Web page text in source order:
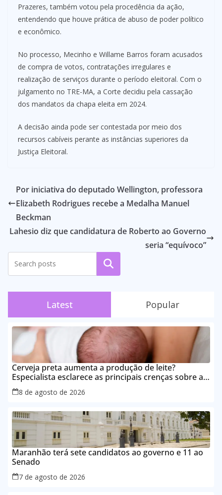
Prazeres, também votou pela procedência da ação,
entendendo que houve prática de abuso de poder político
e econômico.
No processo, Mecinho e Willame Barros foram acusados
de compra de votos, contratações irregulares e
realização de serviços durante o período eleitoral. Com o
julgamento no TRE-MA, a Corte decidiu pela cassação
dos mandatos da chapa eleita em 2024.
A decisão ainda pode ser contestada por meio dos
recursos cabíveis perante as instâncias superiores da
Justiça Eleitoral.
Por iniciativa do deputado Wellington, professora
Elizabeth Rodrigues recebe a Medalha Manuel
Beckman
Lahesio diz que candidatura de Roberto ao Governo
seria “equívoco”
Pesquisar
Latest Popular
Cerveja preta aumenta a produção de leite?
Especialista esclarece as principais crenças sobre a
alimentação durante a amamentação
8 de agosto de 2026
Maranhão terá sete candidatos ao governo e 11 ao
Senado
7 de agosto de 2026